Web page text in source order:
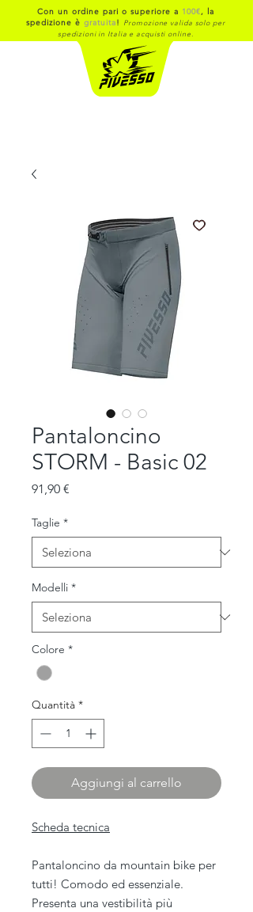
Con un ordine pari o superiore a 100€, la
spedizione ègratuita! Promozione valida solo per
spedizioni in Italia e acquisti online.
Pantaloncino
STORM - Basic 02
91,90 €
Taglie *
Modelli *
Colore *
Quantità *
Aggiungi al carrello
Scheda tecnica
Pantaloncino da mountain bike per
tutti! Comodo ed essenziale.
Presenta una vestibilità più